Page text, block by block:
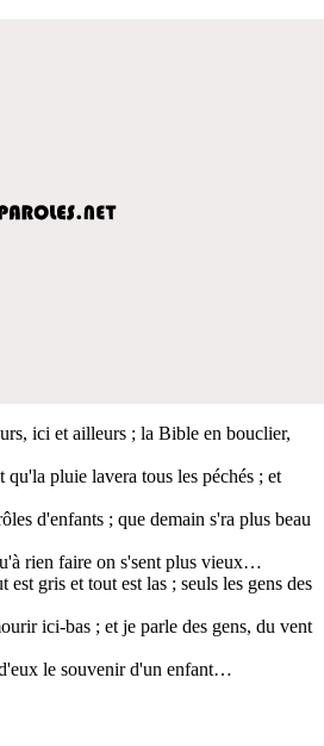
ici et ailleurs ; la Bible en bouclier,
qu'la pluie lavera tous les péchés ; et
d'enfants ; que demain s'ra plus beau
rien faire on s'sent plus vieux…
est gris et tout est las ; seuls les gens des
ici-bas ; et je parle des gens, du vent
le souvenir d'un enfant…